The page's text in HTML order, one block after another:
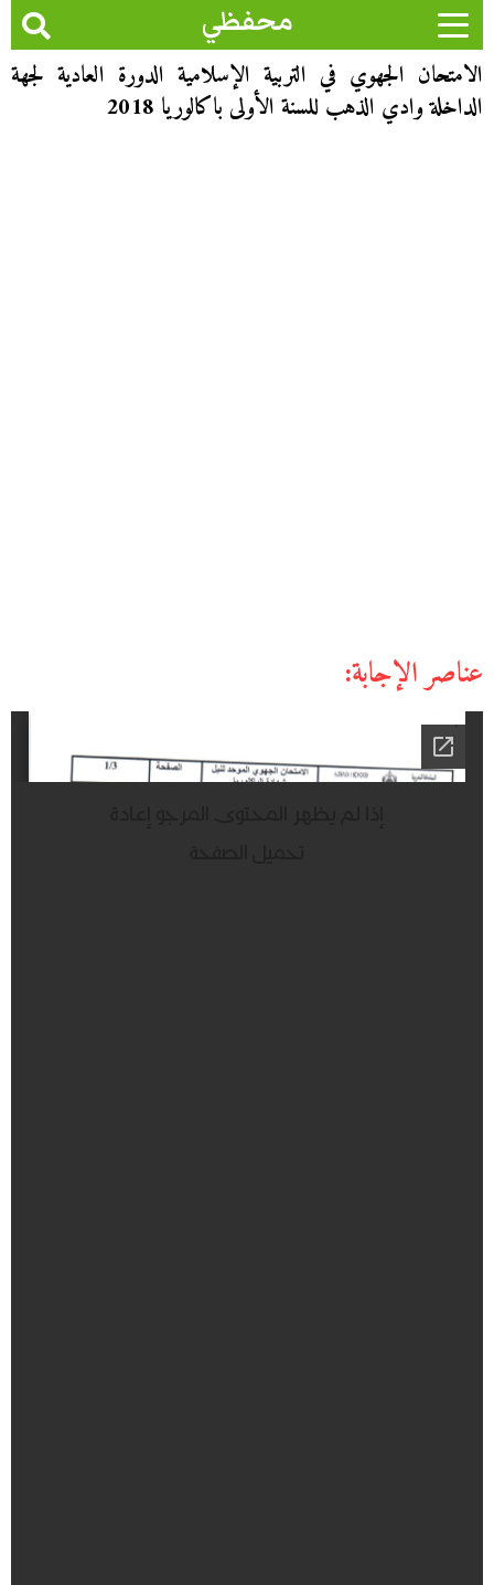
محفظي
الامتحان الجهوي في التربية الإسلامية الدورة العادية لجهة
الداخلة وادي الذهب للسنة الأولى باكالوريا 2018
عناصر الإجابة: